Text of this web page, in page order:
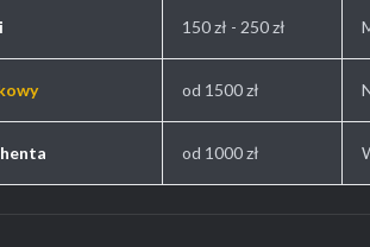
150 zł - 250 zł
od 1500 zł
od 1000 zł